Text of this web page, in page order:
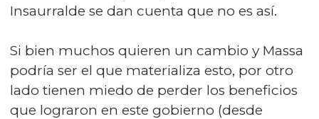
Insaurralde se dan cuenta que no es así.
Si bien muchos quieren un cambio y Massa
podría ser el que materializa esto, por otro
lado tienen miedo de perder los beneficios
que lograron en este gobierno (desde